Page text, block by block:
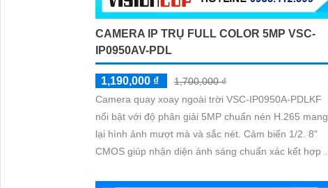
CAMERA IP TRỤ FULL COLOR 5MP VSC-
IP0950AV-PDL
1,190,000 ₫
1,700,000 ₫
Camera quay xoay ngoài trời VSC-IP0950A-PDLKF
nổi bật với độ phân giải 5MP chuẩn nén H.265 mang
lại hình ảnh mượt mà và sắc nét. Cảm biến 1/2. 8"
CMOS giúp nhận diện ánh sáng chuẩn xác kết hợp 9